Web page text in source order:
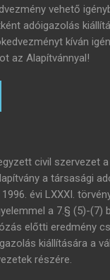
vehető
adóigazolás
kíván
az Alapítvánnyal!
civil szervezet
a társasági
évi LXXXI.
a 7.§ (5)-(7)
előtti eredmény
kiállítására a
részére.